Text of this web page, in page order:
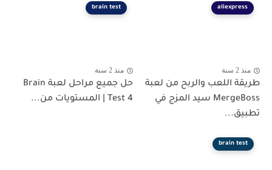
aliexpress
منذ 2 سنة
طريقة اللعب والربح من لعبة
MergeBoss سيد المزج في
تطبيق...
brain test
منذ 2 سنة
حل جميع مراحل لعبة Brain
Test 4 | المستويات من...
brain test